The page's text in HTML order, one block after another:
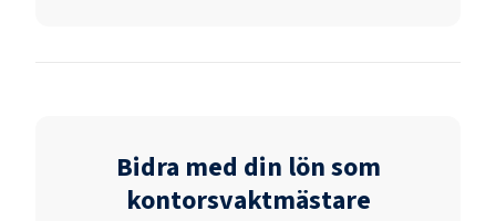
Bidra med din lön som
kontorsvaktmästare